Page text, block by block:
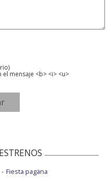
mensaje <b> <i> <u>
Fiesta pagäna